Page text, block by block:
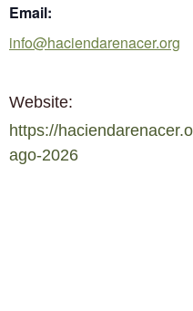
Email:
info@haciendarenacer.org
Website:
https://
ago-2026